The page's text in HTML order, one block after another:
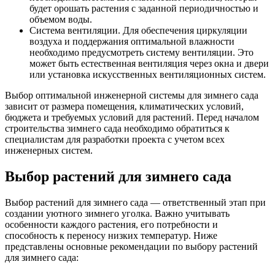
будет орошать растения с заданной периодичностью и
объемом воды.
Система вентиляции. Для обеспечения циркуляции
воздуха и поддержания оптимальной влажности
необходимо предусмотреть систему вентиляции. Это
может быть естественная вентиляция через окна и двери
или установка искусственных вентиляционных систем.
Выбор оптимальной инженерной системы для зимнего сада
зависит от размера помещения, климатических условий,
бюджета и требуемых условий для растений. Перед началом
строительства зимнего сада необходимо обратиться к
специалистам для разработки проекта с учетом всех
инженерных систем.
Выбор растений для зимнего сада
Выбор растений для зимнего сада — ответственный этап при
создании уютного зимнего уголка. Важно учитывать
особенности каждого растения, его потребности и
способность к переносу низких температур. Ниже
представлены основные рекомендации по выбору растений
для зимнего сада: